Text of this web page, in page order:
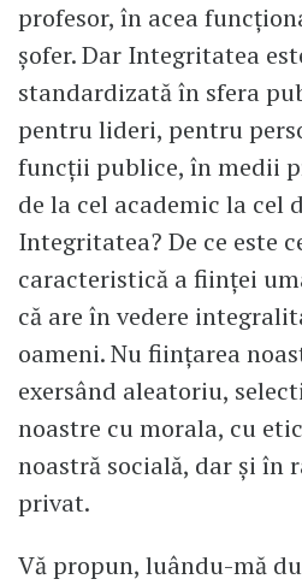
profesor, în acea
șofer. Dar Integritatea
standardizată în sfera
pentru lideri, pentru
funcții publice, în medii
de la cel academic la cel
Integritatea? De ce este
caracteristică a ființei
că are în vedere
oameni. Nu ființarea
exersând aleatoriu,
noastre cu morala, cu
noastră socială, dar și în
privat.
Vă propun, luându-mă